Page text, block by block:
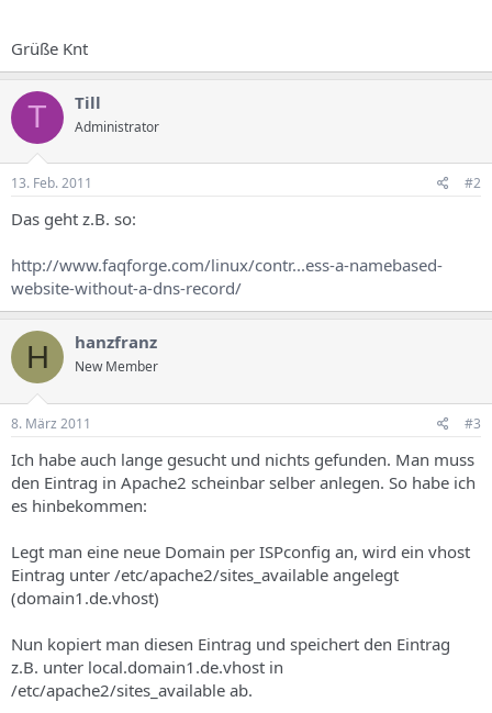
Grüße Knt
T Till
Administrator
13. Feb. 2011 #2
Das geht z.B. so:
http://www.faqforge.com/linux/contr...ess-a-namebased-
website-without-a-dns-record/
H hanzfranz
New Member
8. März 2011 #3
Ich habe auch lange gesucht und nichts gefunden. Man muss
den Eintrag in Apache2 scheinbar selber anlegen. So habe ich
es hinbekommen:
Legt man eine neue Domain per ISPconfig an, wird ein vhost
Eintrag unter /etc/apache2/sites_available angelegt
(domain1.de.vhost)
Nun kopiert man diesen Eintrag und speichert den Eintrag
z.B. unter local.domain1.de.vhost in
/etc/apache2/sites_available ab.